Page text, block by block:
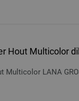
Hout Multicolor
Multicolor LANA